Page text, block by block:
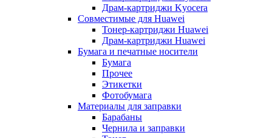
Драм-картриджи Kyocera
Совместимые для Huawei
Тонер-картриджи Huawei
Драм-картриджи Huawei
Бумага и печатные носители
Бумага
Прочее
Этикетки
Фотобумага
Материалы для заправки
Барабаны
Чернила и заправки